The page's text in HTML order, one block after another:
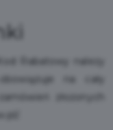
Rabatowy należy
na cały
złożonych
.